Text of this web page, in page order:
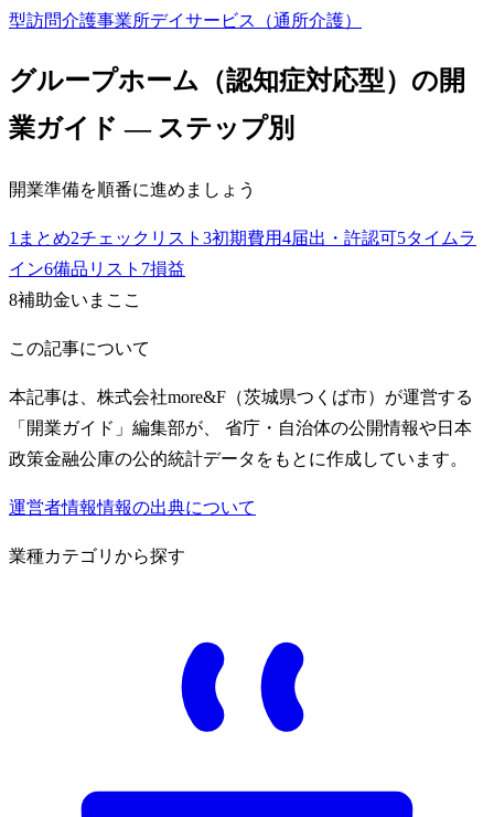
型訪問介護事業所デイサービス（通所介護）
グループホーム（認知症対応型） の開
業ガイド — ステップ別
開業準備を順番に進めましょう
1 まとめ2チェックリスト 3初期費用4届出・許認可5タイムラ
イン6備品リスト 7損益
8補助金いまここ
この記事について
本記事は、株式会社more&F（茨城県つくば市）が運営する
「開業ガイド」編集部が、 省庁・自治体の公開情報や日本
政策金融公庫の公的統計データをもとに作成しています。
運営者情報情報の出典について
業種カテゴリから探す